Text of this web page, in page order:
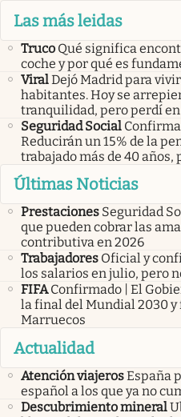
Las más leidas
Truco Qué significa
coche y por qué es
ViralDejó Madrid para
habitantes. Hoy se
tranquilidad, pero perdí en
Seguridad Social
Reducirán un 15% de la
trabajado más de 40
Últimas Noticias
Prestaciones Seguridad
que pueden cobrar las
contributiva en 2026
Trabajadores Oficial y
los salarios en julio, pero
FIFA Confirmado | El
la final del Mundial 2030 y
Marruecos
Actualidad
Atención viajerosEspaña
español a los que ya no
Descubrimiento mineral